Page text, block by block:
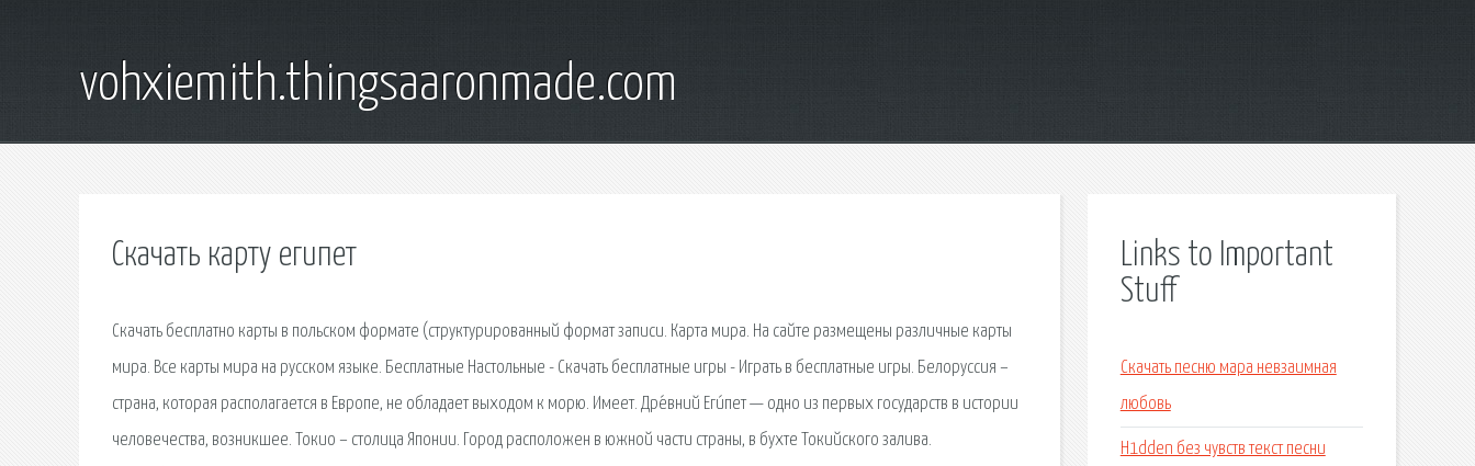
vohxiemith.thingsaaronmade.com
Скачать карту египет
Скачать бесплатно карты в польском формате (структурированный формат записи. Карта мира. На сайте размещены различные карты
мира. Все карты мира на русском языке. Бесплатные Настольные - Скачать бесплатные игры - Играть в бесплатные игры. Белоруссия –
страна, которая располагается в Европе, не обладает выходом к морю. Имеет. Дре́вний Еги́пет — одно из первых государств в истории
человечества, возникшее. Токио – столица Японии. Город расположен в южной части страны, в бухте Токийского залива.
Links to Important
Stuff
Скачать песню мара невзаимная
любовь
H1dden без чувств текст песни